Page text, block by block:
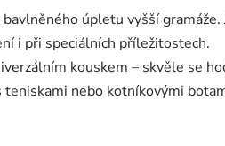
úpletu vyšší
i při speciálních příležitostech.
kouskem – skvěle se
nebo kotníkovými